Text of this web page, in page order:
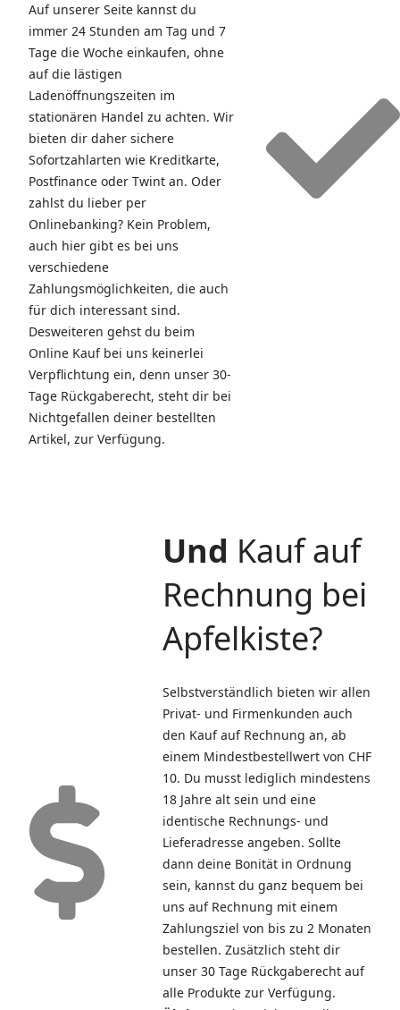
Auf unserer Seite kannst du
immer 24 Stunden am Tag und 7
Tage die Woche einkaufen, ohne
auf die lästigen
Ladenöffnungszeiten im
stationären Handel zu achten. Wir
bieten dir daher sichere
Sofortzahlarten wie Kreditkarte,
Postfinance oder Twint an. Oder
zahlst du lieber per
Onlinebanking? Kein Problem,
auch hier gibt es bei uns
verschiedene
Zahlungsmöglichkeiten, die auch
für dich interessant sind.
Desweiteren gehst du beim
Online Kauf bei uns keinerlei
Verpflichtung ein, denn unser 30-
Tage Rückgaberecht, steht dir bei
Nichtgefallen deiner bestellten
Artikel, zur Verfügung.
Und Kauf auf
Rechnung bei
Apfelkiste?
Selbstverständlich bieten wir allen
Privat- und Firmenkunden auch
den Kauf auf Rechnung an, ab
einem Mindestbestellwert von CHF
10. Du musst lediglich mindestens
18 Jahre alt sein und eine
identische Rechnungs- und
Lieferadresse angeben. Sollte
dann deine Bonität in Ordnung
sein, kannst du ganz bequem bei
uns auf Rechnung mit einem
Zahlungsziel von bis zu 2 Monaten
bestellen. Zusätzlich steht dir
unser 30 Tage Rückgaberecht auf
alle Produkte zur Verfügung.